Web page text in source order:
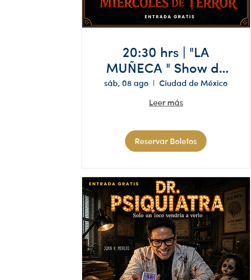
20:30 hrs | "LA
MUÑECA " Show de
ESPIRITISMO Y
MISTERIO
sáb, 08 ago
Ciudad de México
Leer más
Reservar Boletos